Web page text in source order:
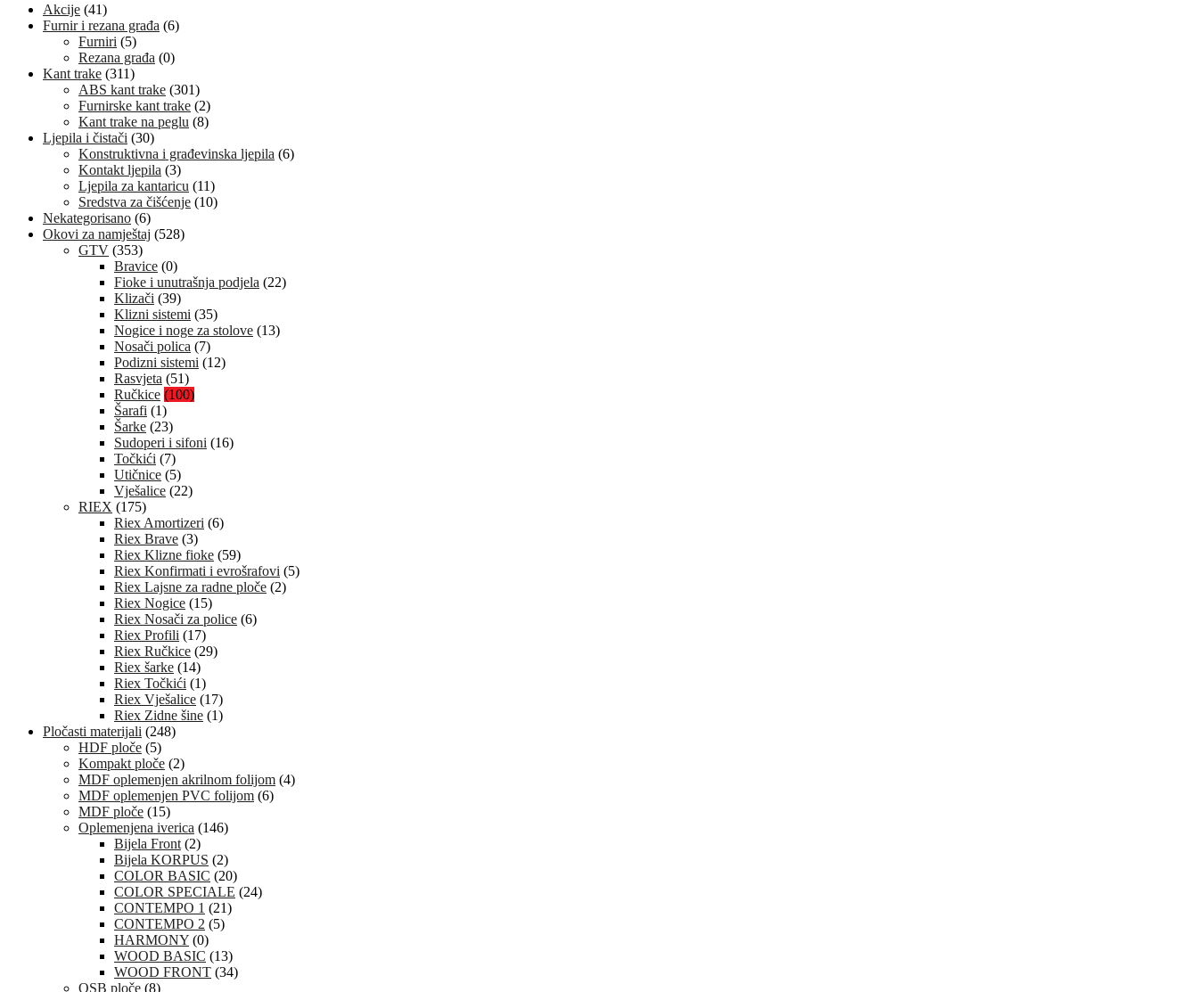
Akcije (41)
Furnir i rezana građa (6)
Furniri (5)
Rezana građa (0)
Kant trake (311)
ABS kant trake (301)
Furnirske kant trake (2)
Kant trake na peglu (8)
Ljepila i čistači (30)
Konstruktivna i građevinska ljepila (6)
Kontakt ljepila (3)
Ljepila za kantaricu (11)
Sredstva za čišćenje (10)
Nekategorisano (6)
Okovi za namještaj (528)
GTV (353)
Bravice (0)
Fioke i unutrašnja podjela (22)
Klizači (39)
Klizni sistemi (35)
Nogice i noge za stolove (13)
Nosači polica (7)
Podizni sistemi (12)
Rasvjeta (51)
Ručkice (100)
Šarafi (1)
Šarke (23)
Sudoperi i sifoni (16)
Točkići (7)
Utičnice (5)
Vješalice (22)
RIEX (175)
Riex Amortizeri (6)
Riex Brave (3)
Riex Klizne fioke (59)
Riex Konfirmati i evrošrafovi (5)
Riex Lajsne za radne ploče (2)
Riex Nogice (15)
Riex Nosači za police (6)
Riex Profili (17)
Riex Ručkice (29)
Riex šarke (14)
Riex Točkići (1)
Riex Vješalice (17)
Riex Zidne šine (1)
Pločasti materijali (248)
HDF ploče (5)
Kompakt ploče (2)
MDF oplemenjen akrilnom folijom (4)
MDF oplemenjen PVC folijom (6)
MDF ploče (15)
Oplemenjena iverica (146)
Bijela Front (2)
Bijela KORPUS (2)
COLOR BASIC (20)
COLOR SPECIALE (24)
CONTEMPO 1 (21)
CONTEMPO 2 (5)
HARMONY (0)
WOOD BASIC (13)
WOOD FRONT (34)
OSB ploče (8)